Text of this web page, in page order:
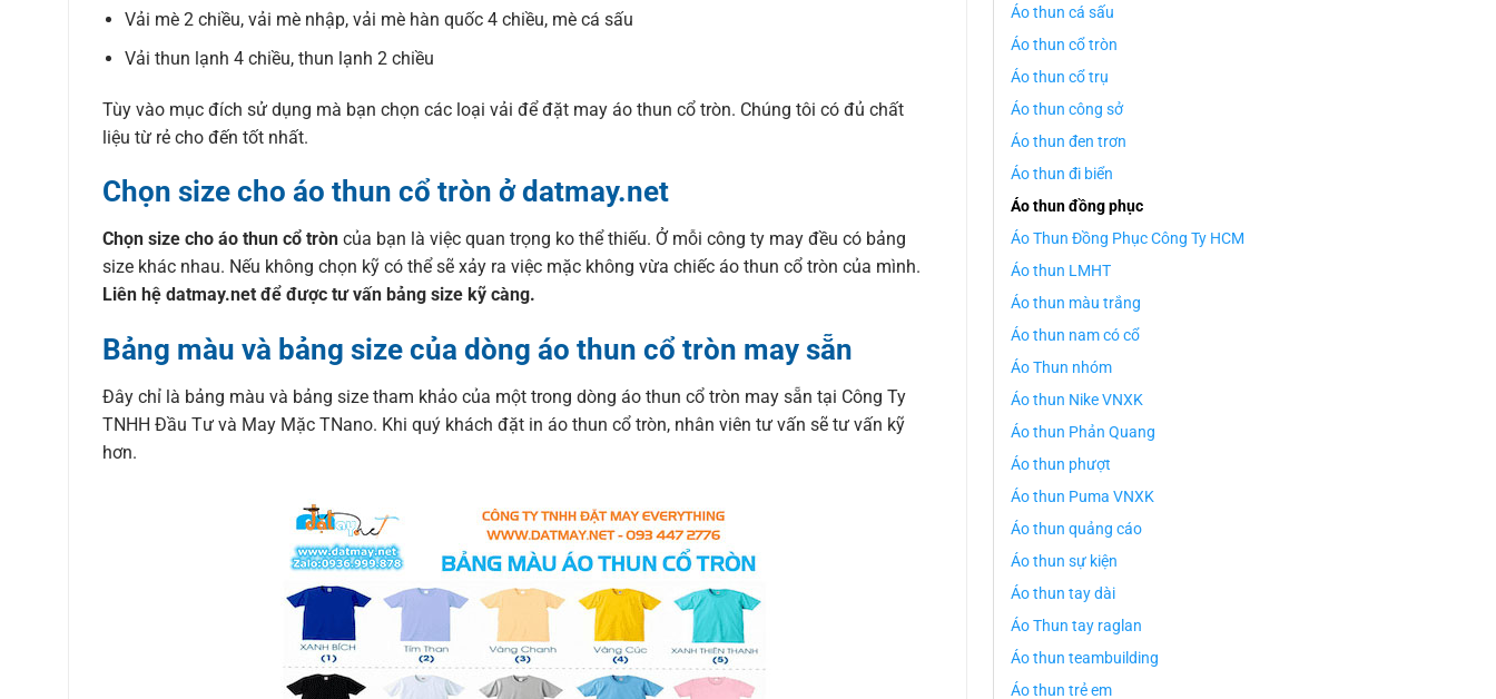
Vải mè 2 chiều, vải mè nhập, vải mè hàn quốc 4 chiều, mè cá sấu
Vải thun lạnh 4 chiều, thun lạnh 2 chiều
Tùy vào mục đích sử dụng mà bạn chọn các loại vải để đặt may áo thun cổ tròn. Chúng tôi có đủ chất
liệu từ rẻ cho đến tốt nhất.
Chọn size cho áo thun cổ tròn ở datmay.net
Chọn size cho áo thun cổ tròn của bạn là việc quan trọng ko thể thiếu. Ở mỗi công ty may đều có bảng
size khác nhau. Nếu không chọn kỹ có thể sẽ xảy ra việc mặc không vừa chiếc áo thun cổ tròn của mình.
Liên hệ datmay.net để được tư vấn bảng size kỹ càng.
Bảng màu và bảng size của dòng áo thun cổ tròn may sẵn
Đây chỉ là bảng màu và bảng size tham khảo của một trong dòng áo thun cổ tròn may sẵn tại Công Ty
TNHH Đầu Tư và May Mặc TNano. Khi quý khách đặt in áo thun cổ tròn, nhân viên tư vấn sẽ tư vấn kỹ
hơn.
Áo thun cá sấu
Áo thun cổ tròn
Áo thun cổ trụ
Áo thun công sở
Áo thun đen trơn
Áo thun đi biển
Áo thun đồng phục
Áo Thun Đồng Phục Công Ty HCM
Áo thun LMHT
Áo thun màu trắng
Áo thun nam có cổ
Áo Thun nhóm
Áo thun Nike VNXK
Áo thun Phản Quang
Áo thun phượt
Áo thun Puma VNXK
Áo thun quảng cáo
Áo thun sự kiện
Áo thun tay dài
Áo Thun tay raglan
Áo thun teambuilding
Áo thun trẻ em